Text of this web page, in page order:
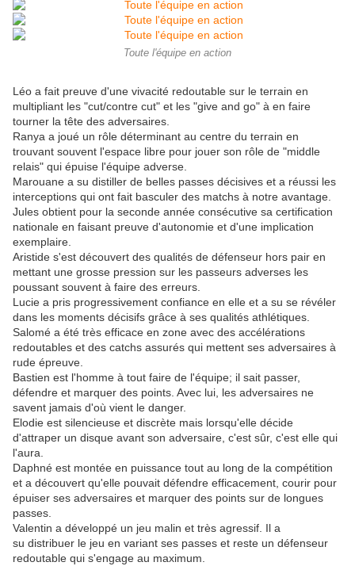
Toute l'équipe en action
Léo a fait preuve d'une vivacité redoutable sur le terrain en
multipliant les "cut/contre cut" et les "give and go" à en faire
tourner la tête des adversaires.
Ranya a joué un rôle déterminant au centre du terrain en
trouvant souvent l'espace libre pour jouer son rôle de "middle
relais" qui épuise l'équipe adverse.
Marouane a su distiller de belles passes décisives et a réussi les
interceptions qui ont fait basculer des matchs à notre avantage.
Jules obtient pour la seconde année consécutive sa certification
nationale en faisant preuve d'autonomie et d'une implication
exemplaire.
Aristide s'est découvert des qualités de défenseur hors pair en
mettant une grosse pression sur les passeurs adverses les
poussant souvent à faire des erreurs.
Lucie a pris progressivement confiance en elle et a su se révéler
dans les moments décisifs grâce à ses qualités athlétiques.
Salomé a été très efficace en zone avec des accélérations
redoutables et des catchs assurés qui mettent ses adversaires à
rude épreuve.
Bastien est l'homme à tout faire de l'équipe; il sait passer,
défendre et marquer des points. Avec lui, les adversaires ne
savent jamais d'où vient le danger.
Elodie est silencieuse et discrète mais lorsqu'elle décide
d'attraper un disque avant son adversaire, c'est sûr, c'est elle qui
l'aura.
Daphné est montée en puissance tout au long de la compétition
et a découvert qu'elle pouvait défendre efficacement, courir pour
épuiser ses adversaires et marquer des points sur de longues
passes.
Valentin a développé un jeu malin et très agressif. Il a
su distribuer le jeu en variant ses passes et reste un défenseur
redoutable qui s'engage au maximum.